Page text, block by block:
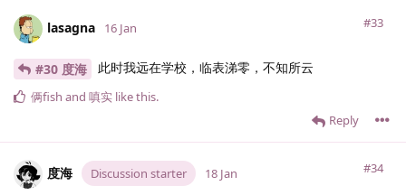
lasagna #33
16 Jan
#30 度海 此时我远在学校，临表涕零，不知所云
Reply
俩fish and 嗔实 like this.
度海 Discussion starter #34
18 Jan